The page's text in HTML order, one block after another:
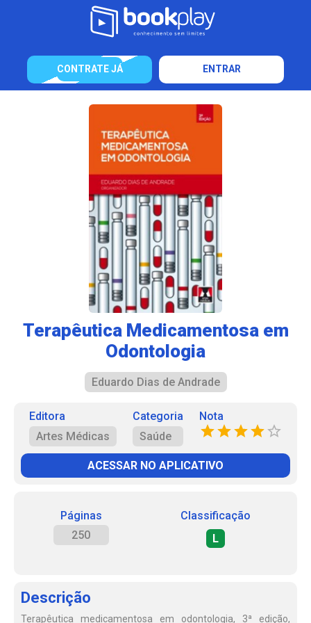
CONTRATE JÁ ENTRAR
Terapêutica Medicamentosa em
Odontologia
Eduardo Dias de Andrade
Editora
Artes Médicas
Categoria
Saúde
Nota
ACESSAR NO APLICATIVO
Páginas
250
Classificação
L
Descrição
Terapêutica medicamentosa em odontologia, 3ª edição,